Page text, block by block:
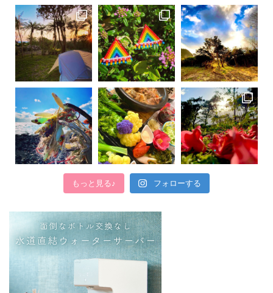
もっと見る♪ フォローする